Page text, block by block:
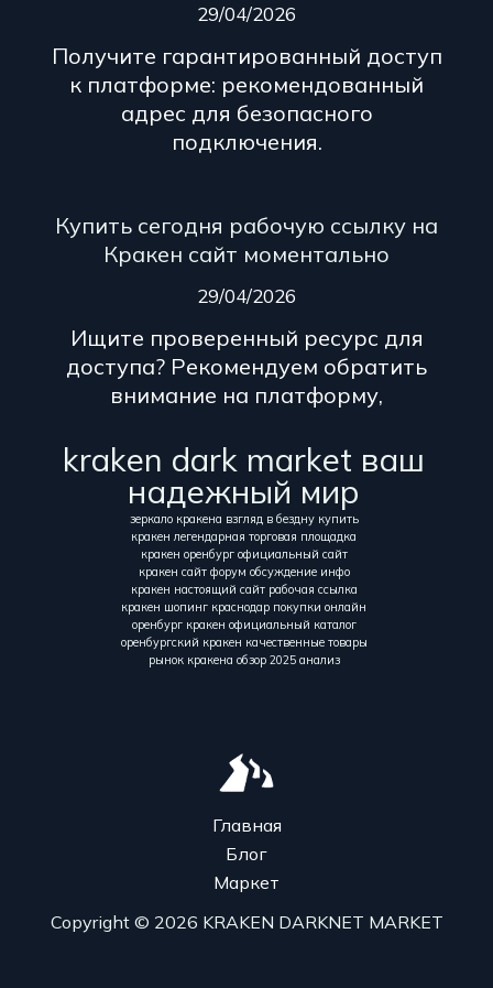
29/04/2026
Получите гарантированный доступ
к платформе: рекомендованный
адрес для безопасного
подключения.
Купить сегодня рабочую ссылку на
Кракен сайт моментально
29/04/2026
Ищите проверенный ресурс для
доступа? Рекомендуем обратить
внимание на платформу,
kraken dark market ваш
надежный мир
зеркало кракена взгляд в бездну купить
кракен легендарная торговая площадка
кракен оренбург официальный сайт
кракен сайт форум обсуждение инфо
кракен настоящий сайт рабочая ссылка
кракен шопинг краснодар покупки онлайн
оренбург кракен официальный каталог
оренбургский кракен качественные товары
рынок кракена обзор 2025 анализ
Главная
Блог
Маркет
Copyright © 2026 KRAKEN DARKNET MARKET